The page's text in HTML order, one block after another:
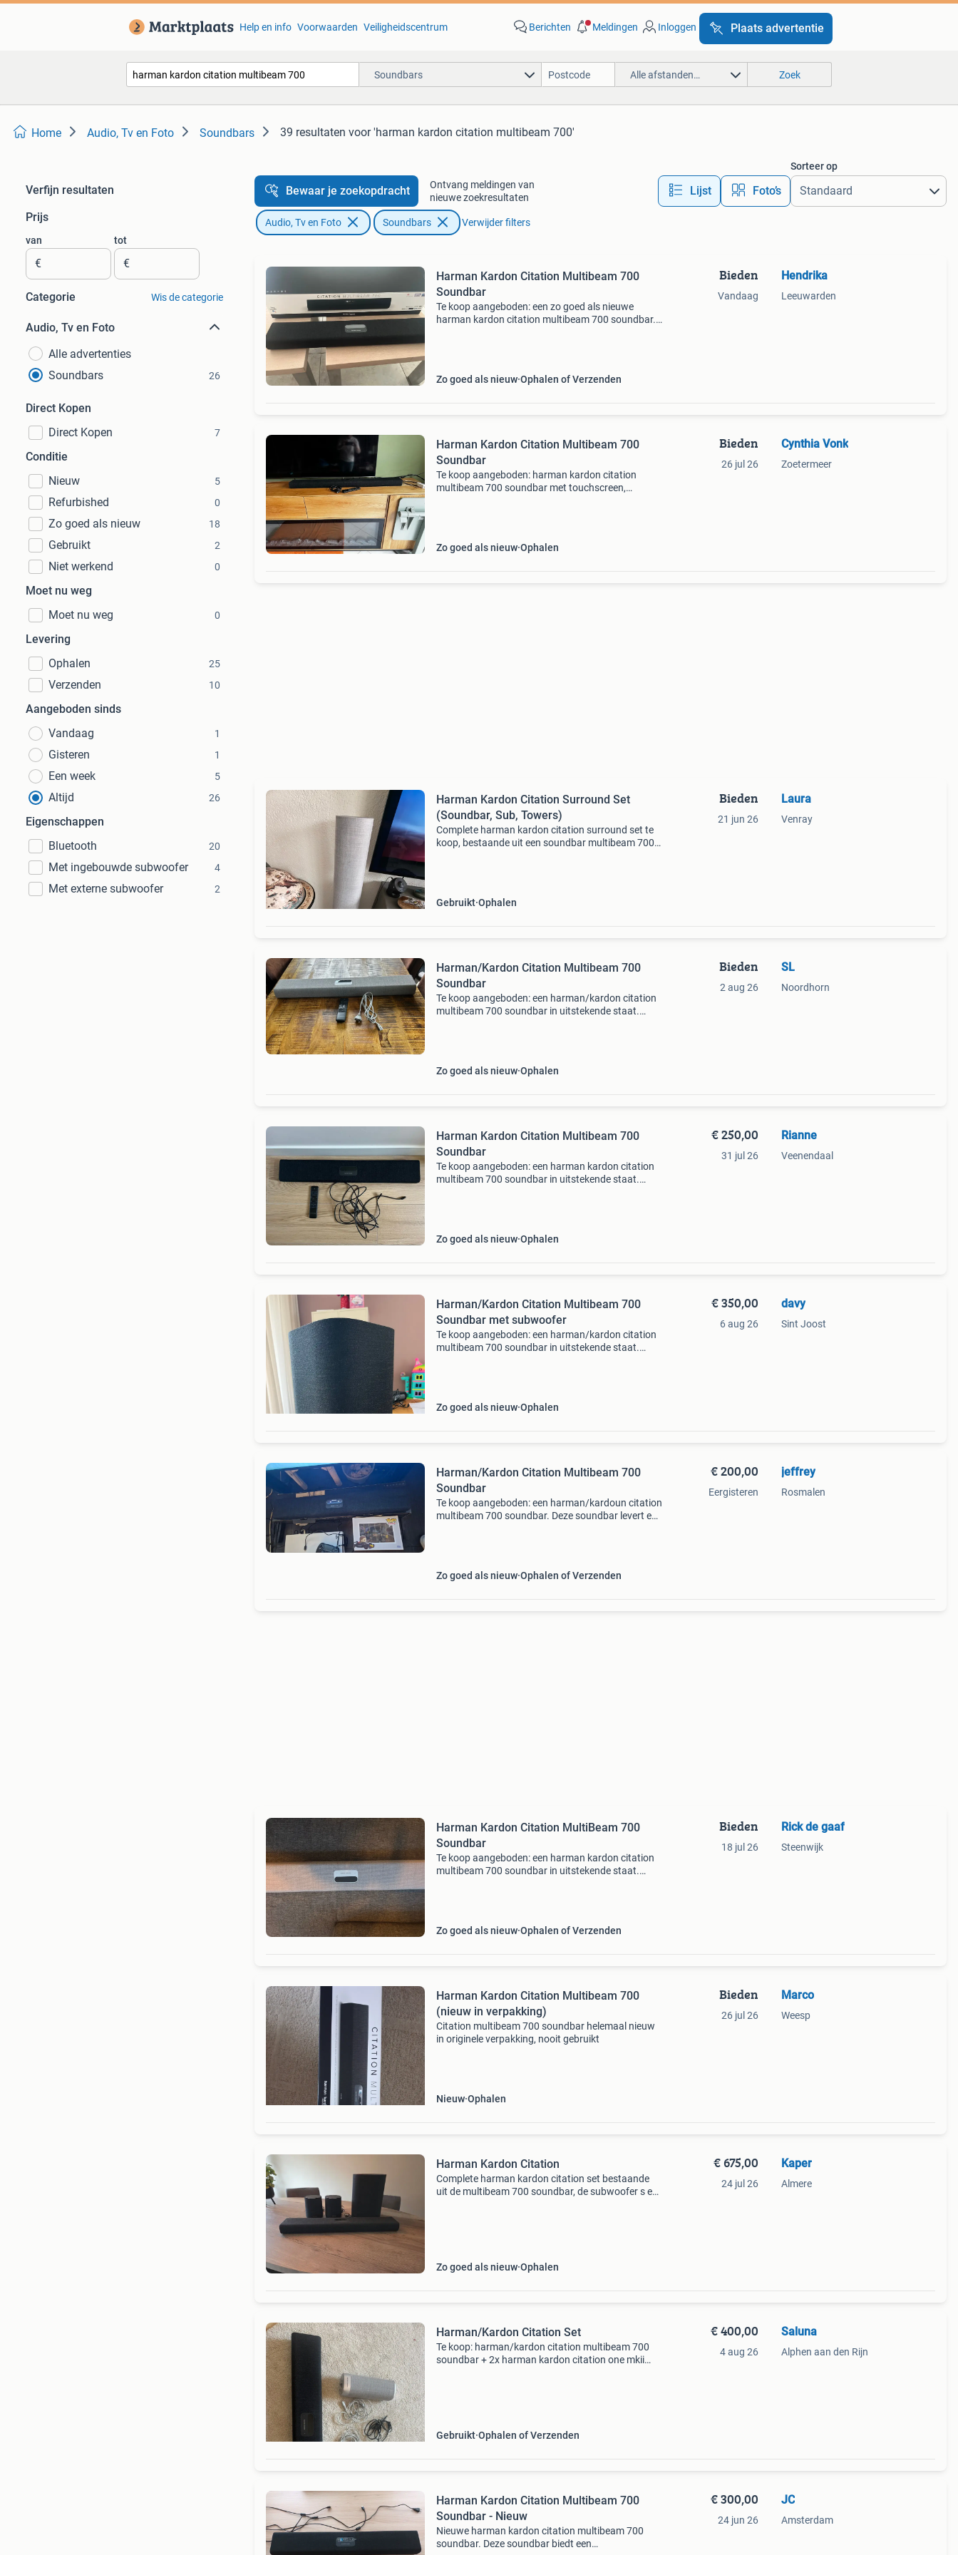
Help en info Voorwaarden Veiligheidscentrum Berichten Meldingen Inloggen Plaats advertentie
Soundbars Alle afstanden… Zoek
Home Audio, Tv en Foto Soundbars 39 resultaten voor 'harman kardon citation multibeam 700'
Verfijn resultaten
Prijs
van
€
tot
€
Categorie Wis de categorie
Audio, Tv en Foto
Alle advertenties
Soundbars
26
Direct Kopen
Direct Kopen
7
Conditie
Nieuw
5
Refurbished 0
Zo goed als nieuw 18
Gebruikt 2
Niet werkend 0
Moet nu weg
Moet nu weg
0
Levering
Ophalen
25
Verzenden 10
Aangeboden sinds
Vandaag
1
Gisteren 1
Een week 5
Altijd 26
Eigenschappen
Bluetooth
20
Met ingebouwde subwoofer 4
Met externe subwoofer 2
Bewaar je zoekopdracht
Ontvang meldingen van
nieuwe zoekresultaten
Lijst Foto’s
Sorteer op
Audio, Tv en Foto Soundbars Verwijder filters
Harman Kardon Citation Multibeam 700
Soundbar
Te koop aangeboden: een zo goed als nieuwe
harman kardon citation multibeam 700 soundbar.
Zo goed als nieuw Ophalen of Verzenden
Bieden
Vandaag
Hendrika
Leeuwarden
Harman Kardon Citation Multibeam 700
Soundbar
Te koop aangeboden: harman kardon citation
multibeam 700 soundbar met touchscreen,
Zo goed als nieuw Ophalen
Bieden
26 jul 26
Cynthia Vonk
Zoetermeer
Harman Kardon Citation Surround Set
(Soundbar, Sub, Towers)
Complete harman kardon citation surround set te
koop, bestaande uit een soundbar multibeam 700,
Gebruikt Ophalen
Bieden
21 jun 26
Laura
Venray
Harman/Kardon Citation Multibeam 700
Soundbar
Te koop aangeboden: een harman/kardon citation
multibeam 700 soundbar in uitstekende staat.
Zo goed als nieuw Ophalen
Bieden
2 aug 26
SL
Noordhorn
Harman Kardon Citation Multibeam 700
Soundbar
Te koop aangeboden: een harman kardon citation
multibeam 700 soundbar in uitstekende staat.
Zo goed als nieuw Ophalen
€ 250,00
31 jul 26
Rianne
Veenendaal
Harman/Kardon Citation Multibeam 700
Soundbar met subwoofer
Te koop aangeboden: een harman/kardon citation
multibeam 700 soundbar in uitstekende staat.
Zo goed als nieuw Ophalen
€ 350,00
6 aug 26
davy
Sint Joost
Harman/Kardon Citation Multibeam 700
Soundbar
Te koop aangeboden: een harman/kardoun citation
multibeam 700 soundbar. Deze soundbar levert een
Zo goed als nieuw Ophalen of Verzenden
€ 200,00
Eergisteren
jeffrey
Rosmalen
Harman Kardon Citation MultiBeam 700
Soundbar
Te koop aangeboden: een harman kardon citation
multibeam 700 soundbar in uitstekende staat.
Zo goed als nieuw Ophalen of Verzenden
Bieden
18 jul 26
Rick de gaaf
Steenwijk
Harman Kardon Citation Multibeam 700
(nieuw in verpakking)
Citation multibeam 700 soundbar helemaal nieuw
in originele verpakking, nooit gebruikt
Nieuw Ophalen
Bieden
26 jul 26
Marco
Weesp
Harman Kardon Citation
Complete harman kardon citation set bestaande
uit de multibeam 700 soundbar, de subwoofer s en
Zo goed als nieuw Ophalen
€ 675,00
24 jul 26
Kaper
Almere
Harman/Kardon Citation Set
Te koop: harman/kardon citation multibeam 700
soundbar + 2x harman kardon citation one mkii
Gebruikt Ophalen of Verzenden
€ 400,00
4 aug 26
Saluna
Alphen aan den Rijn
Harman Kardon Citation Multibeam 700
Soundbar - Nieuw
Nieuwe harman kardon citation multibeam 700
soundbar. Deze soundbar biedt een
€ 300,00
24 jun 26
JC
Amsterdam